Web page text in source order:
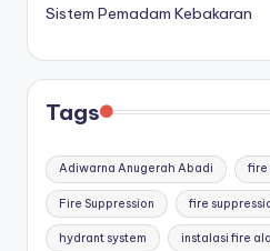
Sistem Pemadam Kebakaran
Tags
Adiwarna Anugerah Abadi fire
Fire Suppression fire
hydrant system instalasi fire